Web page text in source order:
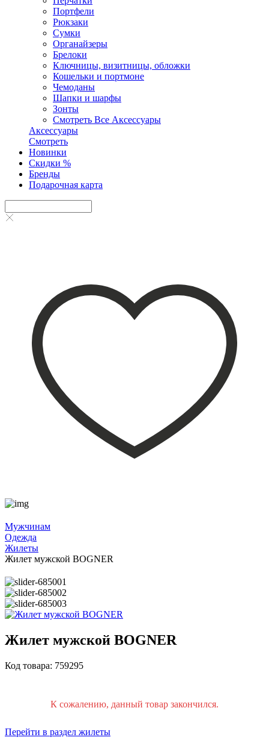
Портфели
Рюкзаки
Сумки
Органайзеры
Брелоки
Ключницы, визитницы, обложки
Кошельки и портмоне
Чемоданы
Шапки и шарфы
Зонты
Смотреть Все Аксесcуары
Аксесcуары
Смотреть
Новинки
Скидки %
Бренды
Подарочная карта
Мужчинам
Одежда
Жилеты
Жилет мужской BOGNER
Жилет мужской BOGNER
Код товара: 759295
К сожалению, данный товар закончился.
Перейти в раздел жилеты